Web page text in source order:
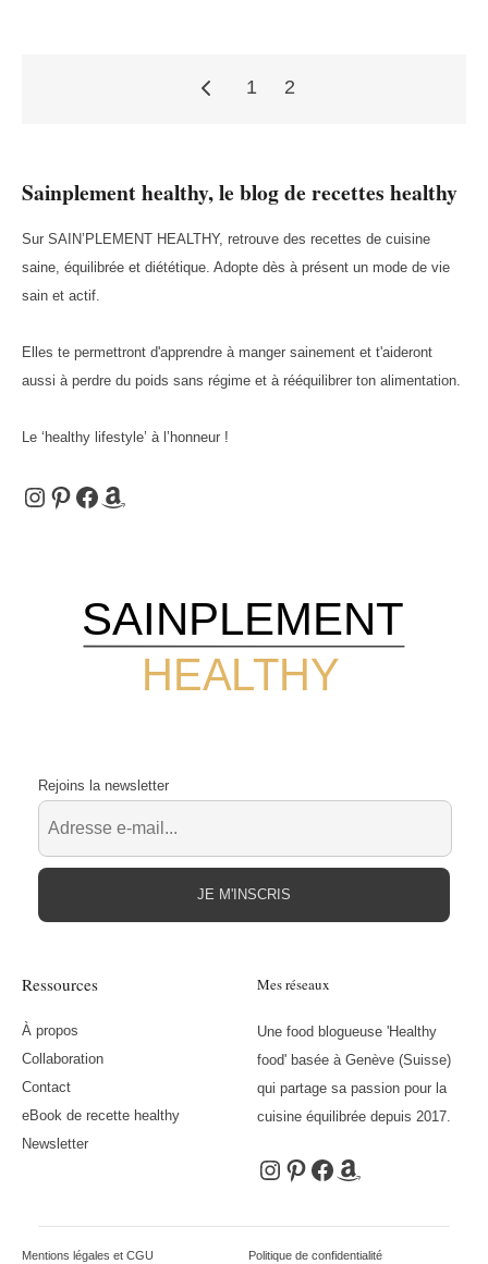
des
publications
1 2
Sainplement healthy, le blog de recettes healthy
Sur SAIN’PLEMENT HEALTHY, retrouve des recettes de cuisine
saine, équilibrée et diététique. Adopte dès à présent un mode de vie
sain et actif.
Elles te permettront d'apprendre à manger sainement et t'aideront
aussi à perdre du poids sans régime et à rééquilibrer ton alimentation.
Le ‘healthy lifestyle’ à l’honneur !
Instagram
Pinterest
Facebook
Amazon
HEALTHY
SAINPLEMENT
Ressources
À propos
Collaboration
Contact
eBook de recette healthy
Newsletter
Mes réseaux
Une food blogueuse 'Healthy
food' basée à Genève (Suisse)
qui partage sa passion pour la
cuisine équilibrée depuis 2017.
Instagram
Pinterest
Facebook
Amazon
Rejoins la newsletter
JE M'INSCRIS
Mentions légales et CGU Politique de confidentialité